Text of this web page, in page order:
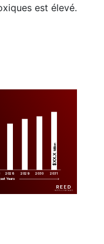
est élevé.
2028 2029 2030 2031
$XX.X
Million
Years